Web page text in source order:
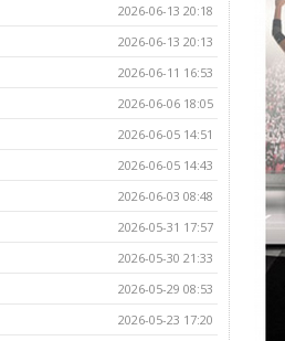
2026-06-13 20:18
2026-06-13 20:13
2026-06-11 16:53
2026-06-06 18:05
2026-06-05 14:51
2026-06-05 14:43
2026-06-03 08:48
2026-05-31 17:57
2026-05-30 21:33
2026-05-29 08:53
2026-05-23 17:20